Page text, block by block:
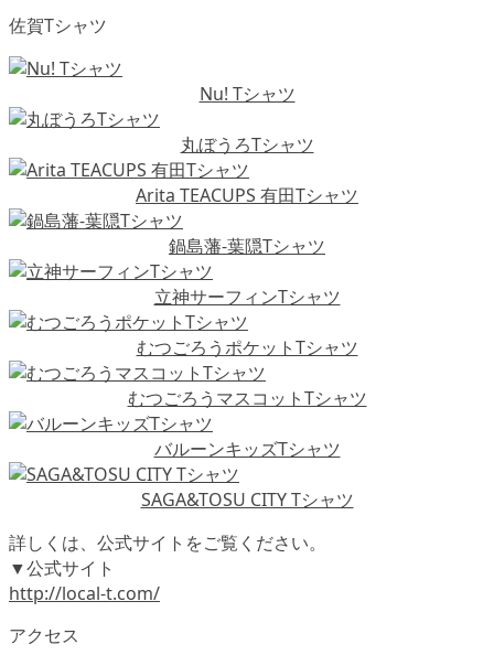
佐賀Tシャツ
Nu! Tシャツ
丸ぼうろTシャツ
Arita TEACUPS 有田Tシャツ
鍋島藩-葉隠Tシャツ
立神サーフィンTシャツ
むつごろうポケットTシャツ
むつごろうマスコットTシャツ
バルーンキッズTシャツ
SAGA&TOSU CITY Tシャツ
詳しくは、公式サイトをご覧ください。
▼公式サイト
http://local-t.com/
アクセス